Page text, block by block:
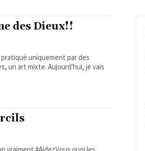
des Dieux!!
uniquement par des
Aujourd'hui, je vais
vraiment #AidezVous quoi les